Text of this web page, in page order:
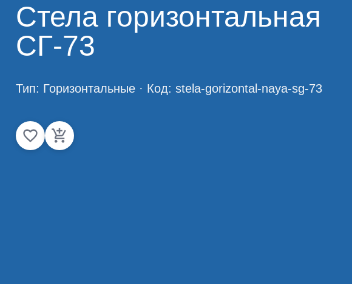
Стела горизонтальная
СГ-73
Тип: Горизонтальные · Код: stela-gorizontal-naya-sg-73